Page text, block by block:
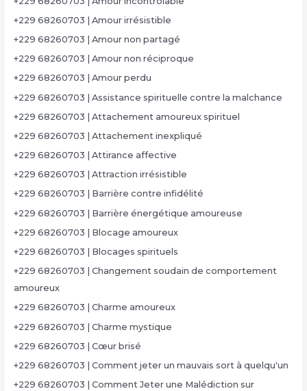
+229 68260703 | Amour irrésistible
+229 68260703 | Amour non partagé
+229 68260703 | Amour non réciproque
+229 68260703 | Amour perdu
+229 68260703 | Assistance spirituelle contre la malchance
+229 68260703 | Attachement amoureux spirituel
+229 68260703 | Attachement inexpliqué
+229 68260703 | Attirance affective
+229 68260703 | Attraction irrésistible
+229 68260703 | Barrière contre infidélité
+229 68260703 | Barrière énergétique amoureuse
+229 68260703 | Blocage amoureux
+229 68260703 | Blocages spirituels
+229 68260703 | Changement soudain de comportement
amoureux
+229 68260703 | Charme amoureux
+229 68260703 | Charme mystique
+229 68260703 | Cœur brisé
+229 68260703 | Comment jeter un mauvais sort à quelqu'un
+229 68260703 | Comment Jeter une Malédiction sur